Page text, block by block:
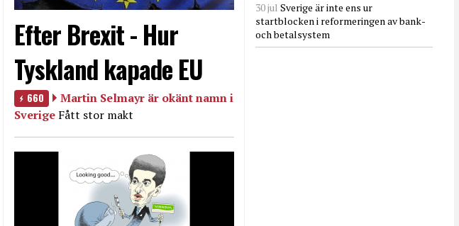
Efter Brexit - Hur
Tyskland kapade EU
660
Martin Selmayr är okänt namn i
Sverige Fått stor makt
30 jul Sverige är inte ens ur
startblocken i reformeringen av bank-
och betalsystem